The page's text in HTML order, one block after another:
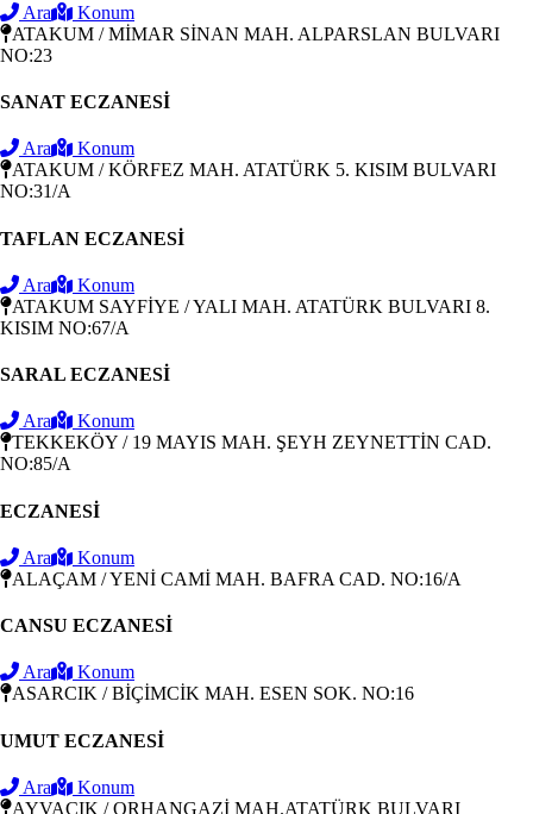
Ara
Konum
ATAKUM / MİMAR SİNAN MAH. ALPARSLAN BULVARI
NO:23
SANAT ECZANESİ
Ara
Konum
ATAKUM / KÖRFEZ MAH. ATATÜRK 5. KISIM BULVARI
NO:31/A
TAFLAN ECZANESİ
Ara
Konum
ATAKUM SAYFİYE / YALI MAH. ATATÜRK BULVARI 8.
KISIM NO:67/A
SARAL ECZANESİ
Ara
Konum
TEKKEKÖY / 19 MAYIS MAH. ŞEYH ZEYNETTİN CAD.
NO:85/A
ECZANESİ
Ara
Konum
ALAÇAM / YENİ CAMİ MAH. BAFRA CAD. NO:16/A
CANSU ECZANESİ
Ara
Konum
ASARCIK / BİÇİMCİK MAH. ESEN SOK. NO:16
UMUT ECZANESİ
Ara
Konum
AYVACIK / ORHANGAZİ MAH.ATATÜRK BULVARI